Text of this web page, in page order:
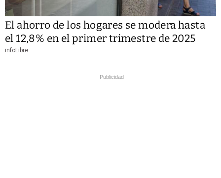
El ahorro de los hogares se modera hasta
el 12,8% en el primer trimestre de 2025
infoLibre
Publicidad